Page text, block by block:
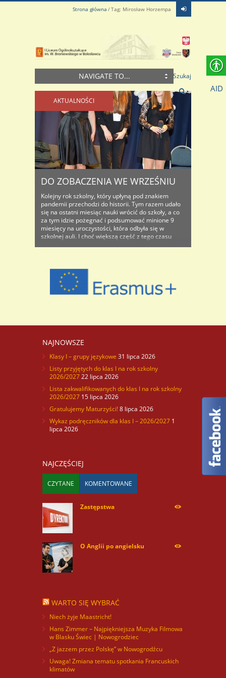
Strona główna Tag: Mirosław Horzempa
NAVIGATE TO... Szukaj
AKTUALNOŚCI
DO ZOBACZENIA WE WRZEŚNIU
Kolejny rok szkolny, który upłyną pod znakiem
pandemii przechodzi do historii. Tym razem udało
się na ostatni miesiąc nauki wrócić do szkoły, a co
za tym idzie pożegnać i podsumować minione 9
miesięcy na uroczystości, która odbyła się w
szkolnej auli. I choć większą część z tego czasu
NAJNOWSZE
Klasy I – grupy językowe 31 lipca 2026
Listy przyjętych do klas I na rok szkolny
2026/202722 lipca 2026
Lista zakwalifikowanych do klas I na rok szkolny
2026/2027 15 lipca 2026
Gratulujemy Maturzyści!8 lipca 2026
Wykaz podręczników dla klas I – 2026/2027 1
lipca 2026
NAJCZĘŚCIEJ
CZYTANE KOMENTOWANE
Zastępstwa
O Anglii po angielsku
WARTO SIĘ WYBRAĆ
Niech żyje Maastricht!
Hans Zimmer – Najpiękniejsza Muzyka Filmowa
w Blasku Świec | Nowogrodziec
„Z jazzem przez Polskę” w Nowogrodźcu
Uwaga! Zmiana tematu spotkania Francuskich
klimatów
AID